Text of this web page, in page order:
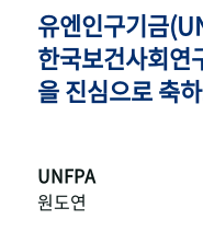
유엔인구기금
한국보건사회연
을 진심으로 축
UNFPA
원도연